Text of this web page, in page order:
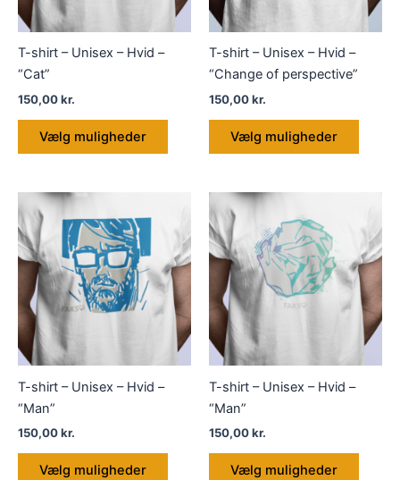
T-shirt – Unisex – Hvid –
“Cat”
150,00kr.
Vælg muligheder
Dette
varianter.
Mulighederne
kan
vælges
på
varesiden
T-shirt – Unisex – Hvid –
“Change of perspective”
150,00kr.
Vælg muligheder
Dette
kan
på
T-shirt – Unisex – Hvid –
“Man”
150,00kr.
Vælg muligheder
Dette
T-shirt – Unisex – Hvid –
“Man”
150,00kr.
Vælg muligheder
Dette